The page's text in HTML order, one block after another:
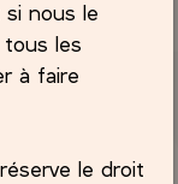
si nous le
tous les
à faire
le droit